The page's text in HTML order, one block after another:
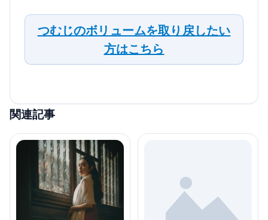
つむじのボリュームを取り戻したい
方はこちら
関連記事